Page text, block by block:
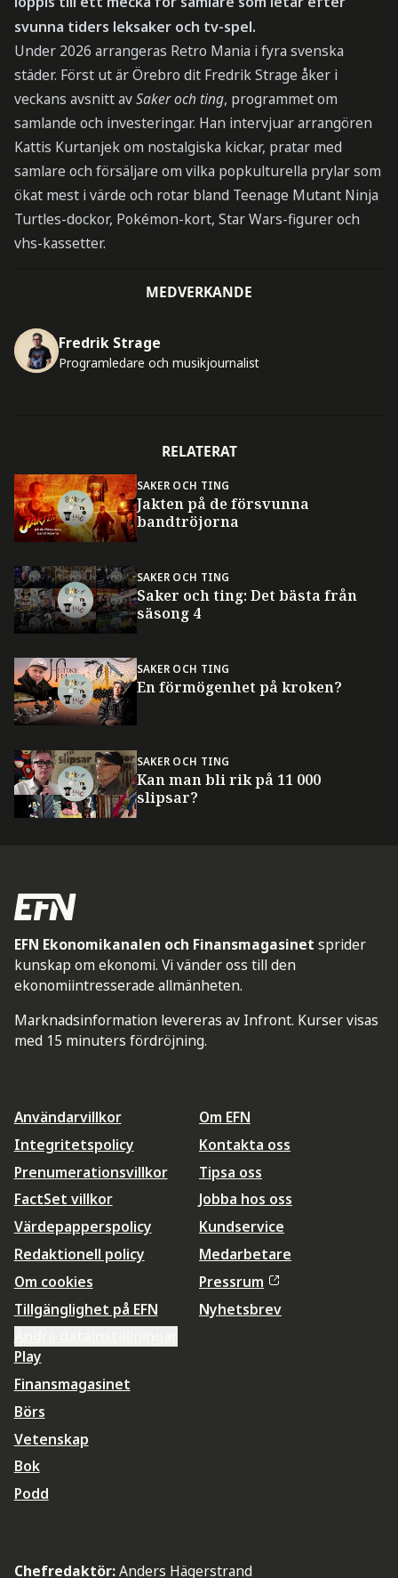
svunna tiders leksaker och tv-spel.
Under 2026 arrangeras Retro Mania i fyra svenska
städer. Först ut är Örebro dit Fredrik Strage åker i
veckans avsnitt avSaker och ting, programmet om
samlande och investeringar. Han intervjuar arrangören
Kattis Kurtanjek om nostalgiska kickar, pratar med
samlare och försäljare om vilka popkulturella prylar som
ökat mest i värde och rotar bland Teenage Mutant Ninja
Turtles-dockor, Pokémon-kort, Star Wars-figurer och
vhs-kassetter.
MEDVERKANDE
Fredrik Strage
Programledare och musikjournalist
RELATERAT
SAKER OCH TING
Jakten på de försvunna
bandtröjorna
SAKER OCH TING
Saker och ting: Det bästa från
säsong 4
SAKER OCH TING
En förmögenhet på kroken?
SAKER OCH TING
Kan man bli rik på 11 000
slipsar?
EFN Ekonomikanalen och Finansmagasinet sprider
kunskap om ekonomi. Vi vänder oss till den
ekonomiintresserade allmänheten.
Marknadsinformation levereras av Infront. Kurser visas
med 15 minuters fördröjning.
Användarvillkor
Integritetspolicy
Prenumerationsvillkor
FactSet villkor
Värdepapperspolicy
Redaktionell policy
Om cookies
Tillgänglighet på EFN
Om EFN
Kontakta oss
Tipsa oss
Jobba hos oss
Kundservice
Medarbetare
Pressrum
Nyhetsbrev
Play
Finansmagasinet
Börs
Vetenskap
Bok
Podd
Chefredaktör:Anders Hägerstrand